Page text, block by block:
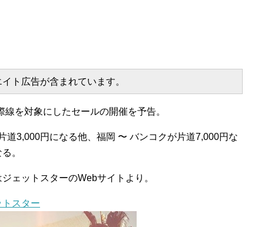
ト広告が含まれています。
を対象にしたセールの開催を予告。
道3,000円になる他、福岡 〜 バンコクが片道7,000円な
。
ェットスターのWebサイトより。
スター